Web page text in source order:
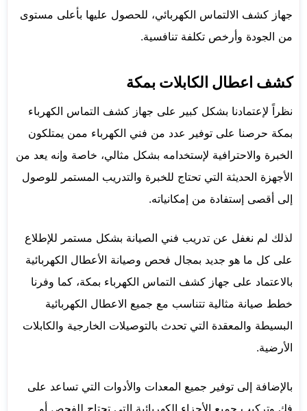
جهاز كشف الالتماس الكهربائي، للحصول عليها بأعلى مستوى
من الجودة وأرخص تكلفة تنافسية.
كشف اعطال الكابلات بمكة
نظراً لإعتمادنا بشكل كبير على جهاز كشف التماس الكهرباء
بمكة حرصنا على توفير عدد من فني الكهرباء ممن يمتلكون
الخبرة والاحترافية لإستخدامه بشكل مثالي، خاصة وإنه يعد من
الأجهزة الحديثة التي تحتاج للخبرة والتدريب المستمر للوصول
إلى أقصى إستفادة من إمكانياته.
لذلك لم نغفل عن تدريب فني الصيانة بشكل مستمر للإطلاع
على كل ما هو جديد بمجال فحص وصيانة الأعطال الكهربائية
بالاعتماد على جهاز كشف التماس الكهرباء بمكة، كما وفرنا
خطط صيانة مثالية تتناسب مع جميع الاعطال الكهربائية
البسيطة والمعقدة التي تحدث بالتوصيلات الخارجية والكابلات
الأرضية.
بالإضافة إلى توفير جميع المعدات والأدوات التي تساعد على
فك وتركيب جميع الأجزاء الكهربائية التي تحتاج للفحص أو